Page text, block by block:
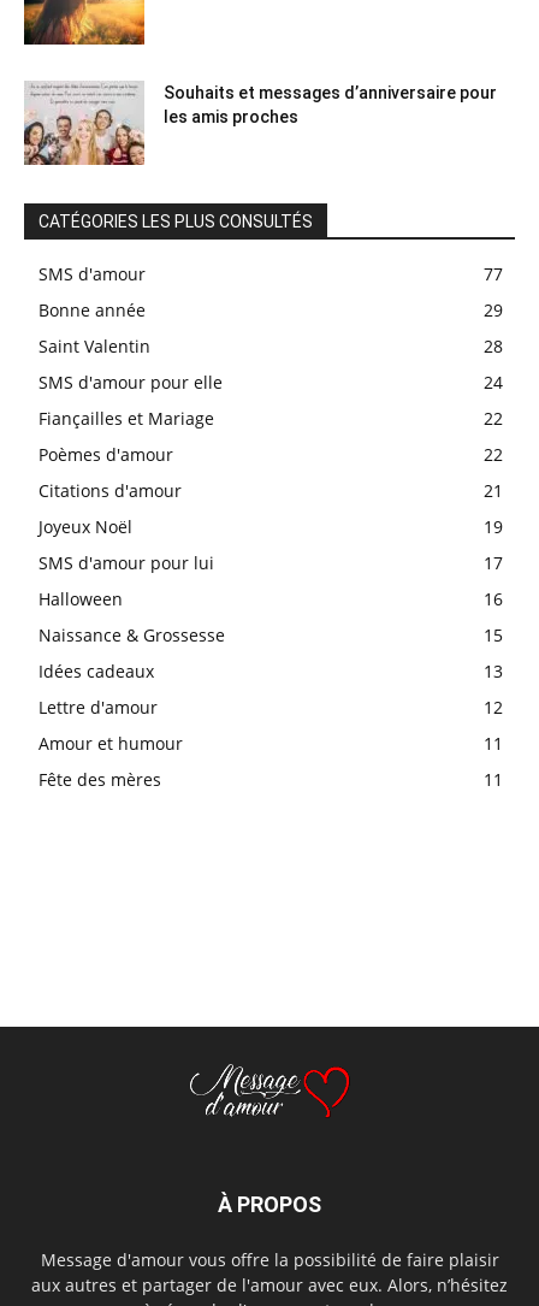
Souhaits et messages d’anniversaire pour
les amis proches
CATÉGORIES LES PLUS CONSULTÉS
SMS d'amour
77
Bonne année
29
Saint Valentin
28
SMS d'amour pour elle
24
Fiançailles et Mariage
22
Poèmes d'amour
22
Citations d'amour
21
Joyeux Noël
19
SMS d'amour pour lui
17
Halloween
16
Naissance & Grossesse
15
Idées cadeaux
13
Lettre d'amour
12
Amour et humour
11
Fête des mères
11
À PROPOS
Message d'amour vous offre la possibilité de faire plaisir
aux autres et partager de l'amour avec eux. Alors, n’hésitez